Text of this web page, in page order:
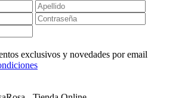
exclusivos y novedades por email